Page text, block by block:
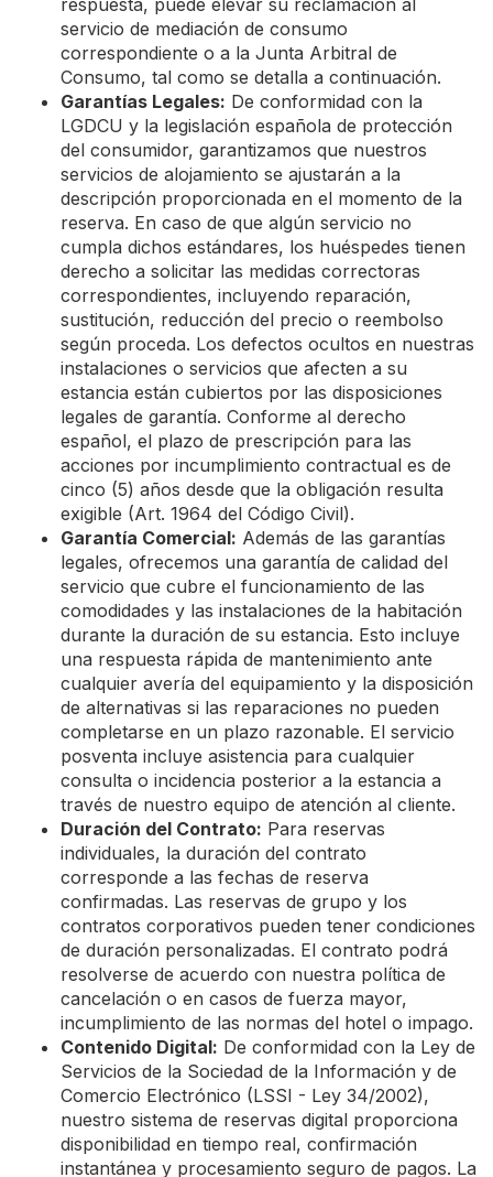
respuesta, puede elevar su reclamación al
servicio de mediación de consumo
correspondiente o a la Junta Arbitral de
Consumo, tal como se detalla a continuación.
Garantías Legales: De conformidad con la
LGDCU y la legislación española de protección
del consumidor, garantizamos que nuestros
servicios de alojamiento se ajustarán a la
descripción proporcionada en el momento de la
reserva. En caso de que algún servicio no
cumpla dichos estándares, los huéspedes tienen
derecho a solicitar las medidas correctoras
correspondientes, incluyendo reparación,
sustitución, reducción del precio o reembolso
según proceda. Los defectos ocultos en nuestras
instalaciones o servicios que afecten a su
estancia están cubiertos por las disposiciones
legales de garantía. Conforme al derecho
español, el plazo de prescripción para las
acciones por incumplimiento contractual es de
cinco (5) años desde que la obligación resulta
exigible (Art. 1964 del Código Civil).
Garantía Comercial: Además de las garantías
legales, ofrecemos una garantía de calidad del
servicio que cubre el funcionamiento de las
comodidades y las instalaciones de la habitación
durante la duración de su estancia. Esto incluye
una respuesta rápida de mantenimiento ante
cualquier avería del equipamiento y la disposición
de alternativas si las reparaciones no pueden
completarse en un plazo razonable. El servicio
posventa incluye asistencia para cualquier
consulta o incidencia posterior a la estancia a
través de nuestro equipo de atención al cliente.
Duración del Contrato: Para reservas
individuales, la duración del contrato
corresponde a las fechas de reserva
confirmadas. Las reservas de grupo y los
contratos corporativos pueden tener condiciones
de duración personalizadas. El contrato podrá
resolverse de acuerdo con nuestra política de
cancelación o en casos de fuerza mayor,
incumplimiento de las normas del hotel o impago.
Contenido Digital: De conformidad con la Ley de
Servicios de la Sociedad de la Información y de
Comercio Electrónico (LSSI - Ley 34/2002),
nuestro sistema de reservas digital proporciona
disponibilidad en tiempo real, confirmación
instantánea y procesamiento seguro de pagos. La